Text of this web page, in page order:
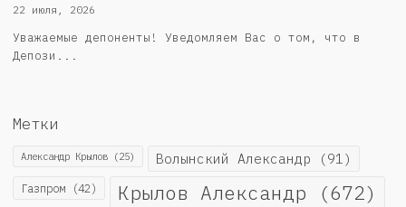
22 июля, 2026
Уважаемые депоненты! Уведомляем Вас о том, что в
Депози...
Метки
Александр Крылов (25) Волынский Александр (91)
Газпром (42) Крылов Александр (672)